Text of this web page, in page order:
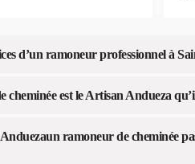
d’un ramoneur professionnel à
cheminée est le Artisan Andueza
ramoneur de cheminée